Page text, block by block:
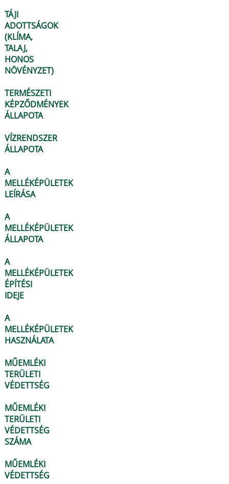
TÁJI
ADOTTSÁGOK
(KLÍMA,
TALAJ,
HONOS
NÖVÉNYZET)
TERMÉSZETI
KÉPZŐDMÉNYEK
ÁLLAPOTA
VÍZRENDSZER
ÁLLAPOTA
A
MELLÉKÉPÜLETEK
LEÍRÁSA
A
MELLÉKÉPÜLETEK
ÁLLAPOTA
A
MELLÉKÉPÜLETEK
ÉPÍTÉSI
IDEJE
A
MELLÉKÉPÜLETEK
HASZNÁLATA
MŰEMLÉKI
TERÜLETI
VÉDETTSÉG
MŰEMLÉKI
TERÜLETI
VÉDETTSÉG
SZÁMA
MŰEMLÉKI
VÉDETTSÉG